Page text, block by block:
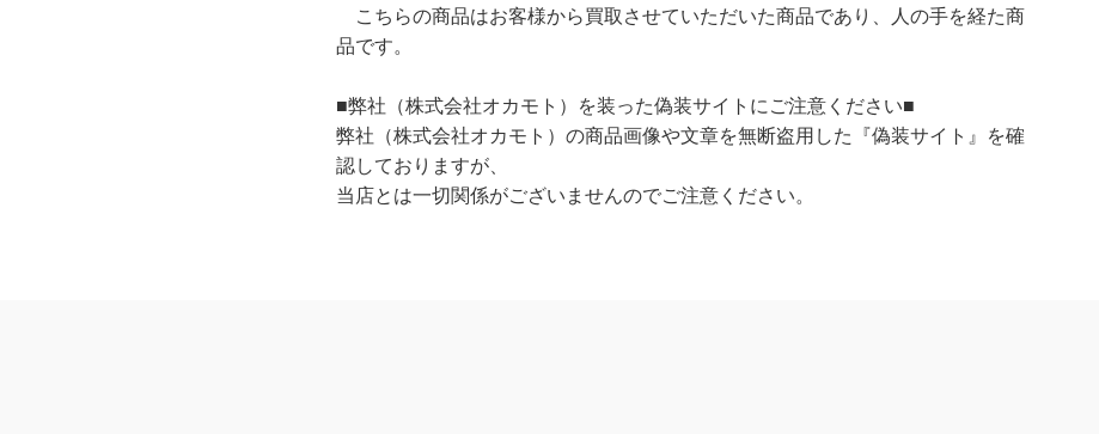
こちらの商品はお客様から買取させていただいた商品であり、人の手を経た商
品です。
■弊社（株式会社オカモト）を装った偽装サイトにご注意ください■
弊社（株式会社オカモト）の商品画像や文章を無断盗用した『偽装サイト』を確
認しておりますが、
当店とは一切関係がございませんのでご注意ください。